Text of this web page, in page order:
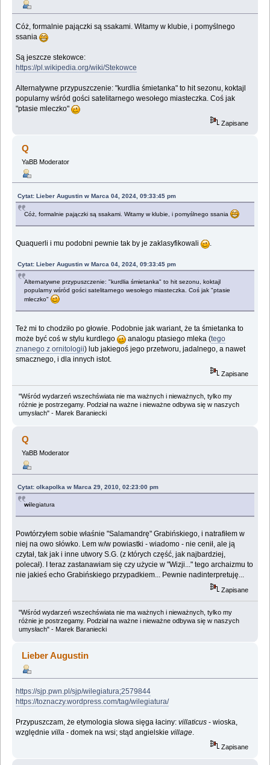
Cóż, formalnie pajączki są ssakami. Witamy w klubie, i pomyślnego
ssania
Są jeszcze stekowce:
https://pl.wikipedia.org/wiki/Stekowce
Alternatywne przypuszczenie: "kurdlia śmietanka" to hit sezonu, koktajl
popularny wśród gości satelitarnego wesołego miasteczka. Coś jak
"ptasie mleczko"
Zapisane
Q
YaBB Moderator
Cytat: Lieber Augustin w Marca 04, 2024, 09:33:45 pm
Cóż, formalnie pajączki są ssakami. Witamy w klubie, i pomyślnego ssania
Quaquerli i mu podobni pewnie tak by je zaklasyfikowali .
Cytat: Lieber Augustin w Marca 04, 2024, 09:33:45 pm
Alternatywne przypuszczenie: "kurdlia śmietanka" to hit sezonu, koktajl
popularny wśród gości satelitarnego wesołego miasteczka. Coś jak "ptasie
mleczko"
Też mi to chodziło po głowie. Podobnie jak wariant, że ta śmietanka to
może być coś w stylu kurdlego
analogu ptasiego mleka (tego
znanego z ornitologii) lub jakiegoś jego przetworu, jadalnego, a nawet
smacznego, i dla innych istot.
Zapisane
"Wśród wydarzeń wszechświata nie ma ważnych i nieważnych, tylko my
różnie je postrzegamy. Podział na ważne i nieważne odbywa się w naszych
umysłach" - Marek Baraniecki
Q
YaBB Moderator
Cytat: olkapolka w Marca 29, 2010, 02:23:00 pm
wi legiatura
Powtórzyłem sobie właśnie "Salamandrę" Grabińskiego, i natrafiłem w
niej na owo słówko. Lem w/w powiastki - wiadomo - nie cenił, ale ją
czytał, tak jak i inne utwory S.G. (z których część, jak najbardziej,
polecał). I teraz zastanawiam się czy użycie w "Wizji..." tego archaizmu to
nie jakieś echo Grabińskiego przypadkiem... Pewnie nadinterpretuję...
Zapisane
"Wśród wydarzeń wszechświata nie ma ważnych i nieważnych, tylko my
różnie je postrzegamy. Podział na ważne i nieważne odbywa się w naszych
umysłach" - Marek Baraniecki
Lieber Augustin
https://sjp.pwn.pl/sjp/wilegiatura;2579844
https://toznaczy.wordpress.com/tag/wilegiatura/
Przypuszczam, że etymologia słowa sięga łaciny:villaticus - wioska,
względnievilla - domek na wsi; stąd angielskievillage
Zapisane